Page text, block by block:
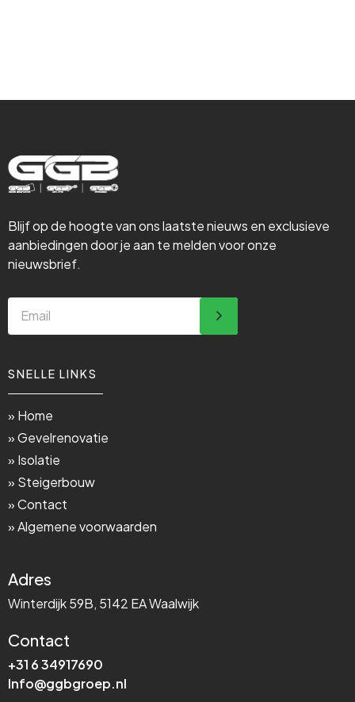
Blijf op de hoogte van ons laatste nieuws en exclusieve
aanbiedingen door je aan te melden voor onze
nieuwsbrief.
SNELLE LINKS
» Home
» Gevelrenovatie
» Isolatie
» Steigerbouw
» Contact
» Algemene voorwaarden
Adres
Winterdijk 59B, 5142 EA Waalwijk
Contact
+31 6 34917690
Info@ggbgroep.nl